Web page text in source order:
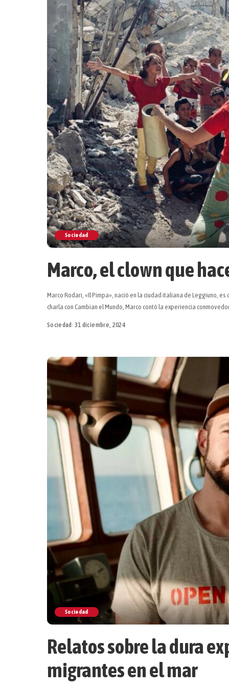
Sociedad
Marco, el clown que
Marco Rodari, «Il Pimpa», nació en la ciudad italiana de Leggiuno,
charla con Cambian el Mundo, Marco contó la experiencia
Sociedad 31 diciembre, 2024
Sociedad
Relatos sobre la dura
migrantes en el mar